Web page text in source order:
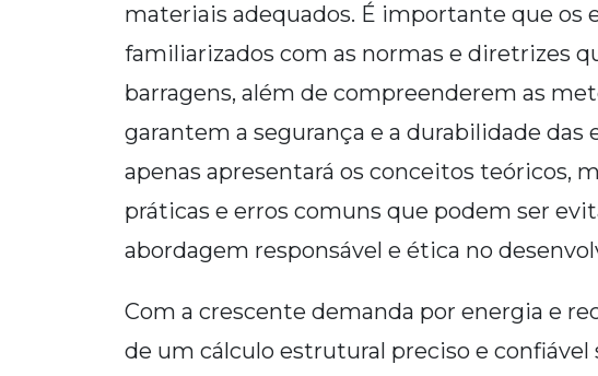
materiais adequados. É importante que os
familiarizados com as normas e diretrizes
barragens, além de compreenderem as
garantem a segurança e a durabilidade das
apenas apresentará os conceitos teóricos,
práticas e erros comuns que podem ser
abordagem responsável e ética no
Com a crescente demanda por energia e
de um cálculo estrutural preciso e